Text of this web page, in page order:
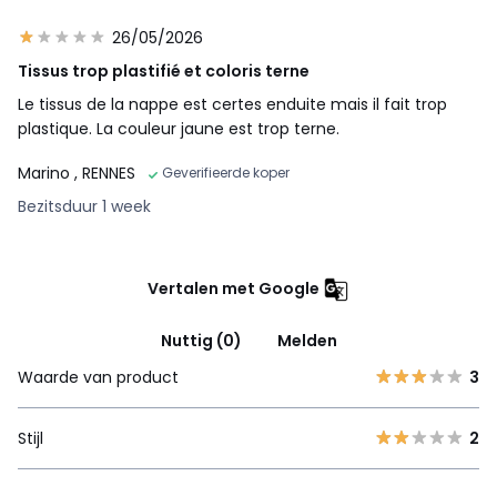
26/05/2026
Tissus trop plastifié et coloris terne
Le tissus de la nappe est certes enduite mais il fait trop
plastique. La couleur jaune est trop terne.
Marino , RENNES Geverifieerde koper
Bezitsduur 1 week
Vertalen met Google
Nuttig (0)
Melden
Waarde van product
3
Stijl 2